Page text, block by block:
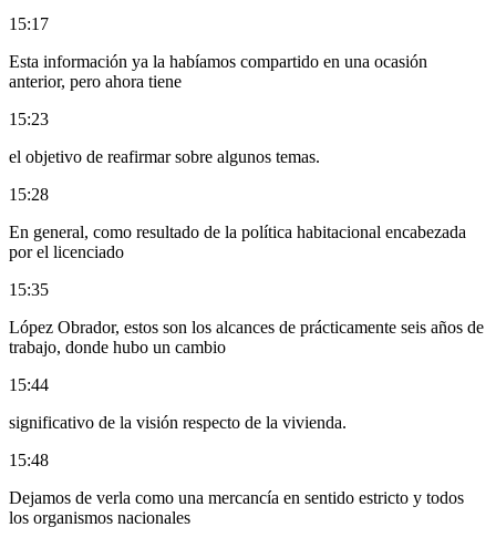
15:17
Esta información ya la habíamos compartido en una ocasión
anterior, pero ahora tiene
15:23
el objetivo de reafirmar sobre algunos temas.
15:28
En general, como resultado de la política habitacional encabezada
por el licenciado
15:35
López Obrador, estos son los alcances de prácticamente seis años de
trabajo, donde hubo un cambio
15:44
significativo de la visión respecto de la vivienda.
15:48
Dejamos de verla como una mercancía en sentido estricto y todos
los organismos nacionales